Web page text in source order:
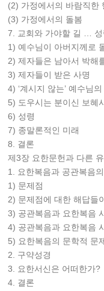
(2) 가정에서의 바람직한
(3) 가정에서의 돌봄
7. 교회와 가야할 길 … 성
1) 예수님이 아버지께로
2) 제자들은 남아서 박해
3) 제자들이 받은 사명
4) ‘계시지 않는’ 예수님의
5) 도우시는 분이신 보혜
6) 성령
7) 종말론적인 미래
8. 결론
제3장 요한문헌과 다른
1. 요한복음과 공관복음
1) 문제점
2) 문제점에 대한 해답들
3) 공관복음과 요한복음
4) 공관복음과 요한복음
5) 요한복음의 문학적 문
2. 구약성경
3. 요한서신은 어떠한가?
4. 결론